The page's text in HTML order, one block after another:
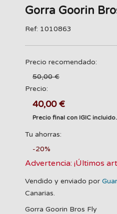
Gorra Goorin
Ref: 1010863
Precio recomendado:
50,00 €
Precio:
40,00 €
Precio final con IGIC incluido.
Tu ahorras:
-20%
Advertencia: ¡Últimos
Vendido y enviado por
Canarias.
Gorra Goorin Bros Fly